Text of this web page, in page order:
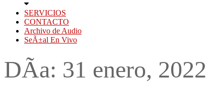
SERVICIOS
CONTACTO
Archivo de Audio
SeÃ±al En Vivo
DÃ­a: 31 enero, 2022